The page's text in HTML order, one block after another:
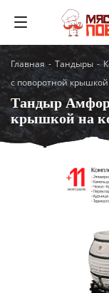
Главная - Тандыры -
с поворотной
Тандыр
крышкой на